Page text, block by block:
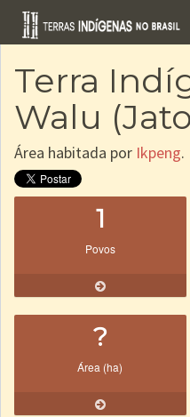
Terra
Walu
Área habitada por Ikpeng.
1
Povos
?
Área (ha)